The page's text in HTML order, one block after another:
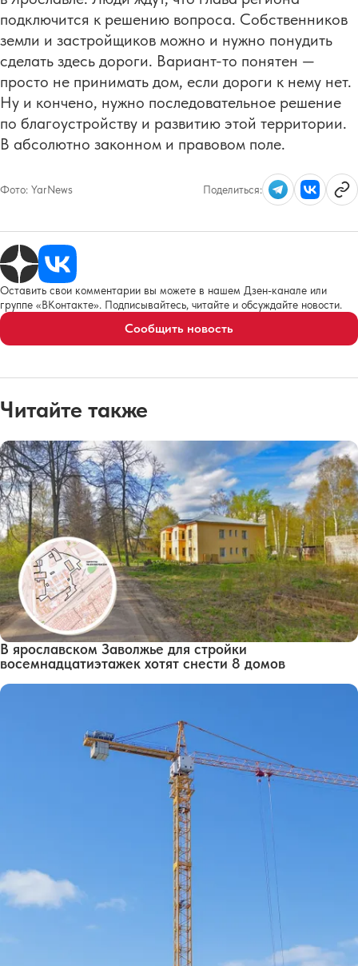
подключится к решению вопроса. Собственников
земли и застройщиков можно и нужно понудить
сделать здесь дороги. Вариант-то понятен —
просто не принимать дом, если дороги к нему нет.
Ну и кончено, нужно последовательное решение
по благоустройству и развитию этой территории.
В абсолютно законном и правовом поле.
Фото: YarNews Поделиться:
Оставить свои комментарии вы можете в нашем Дзен-канале или
группе «ВКонтакте». Подписывайтесь, читайте и обсуждайте новости.
Сообщить новость
Читайте также
В ярославском Заволжье для стройки
восемнадцатиэтажек хотят снести 8 домов